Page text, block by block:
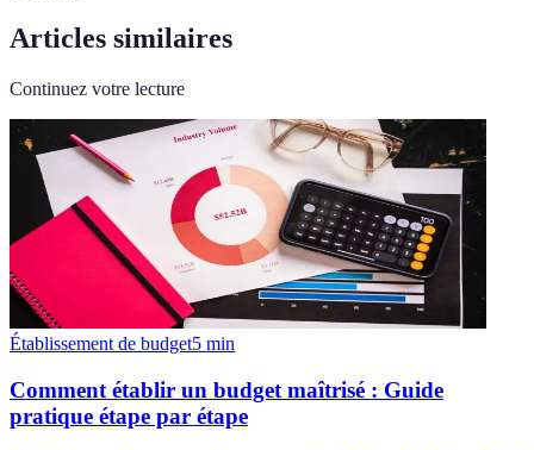
Articles similaires
Continuez votre lecture
Établissement de budget5 min
Comment établir un budget maîtrisé : Guide
pratique étape par étape